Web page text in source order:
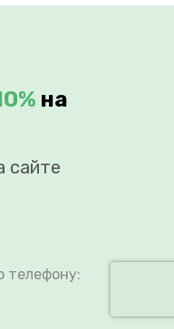
на
сайте
телефону: